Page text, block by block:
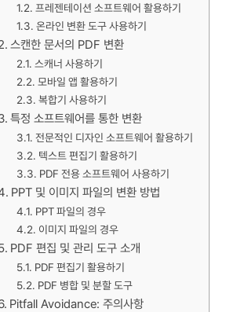
프레젠테이션 소프트웨어 활용하기
온라인 변환 도구 사용하기
스캔한 문서의 PDF 변환
스캐너 사용하기
모바일 앱 활용하기
복합기 사용하기
특정 소프트웨어를 통한 변환
전문적인 디자인 소프트웨어 활용하기
텍스트 편집기 활용하기
PDF 전용 소프트웨어 사용하기
PPT 및 이미지 파일의 변환 방법
PPT 파일의 경우
이미지 파일의 경우
PDF 편집 및 관리 도구 소개
PDF 편집기 활용하기
PDF 병합 및 분할 도구
Pitfall Avoidance: 주의사항